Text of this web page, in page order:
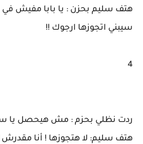
هتف سليم بحزن : يا بابا مفيش في
سيبني اتجوزها ارجوك !!
4
ردت نظلي بحزم : مش هيحصل يا
هتف سليم: لا هتجوزها ! أنا مقدرش